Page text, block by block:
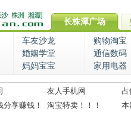
长株潭广场
车友沙龙
购物淘宝
婚姻学堂
通信数码
妈妈宝宝 家用电器
友人手机网
占
分享赚钱！
淘宝特卖！！！ 本